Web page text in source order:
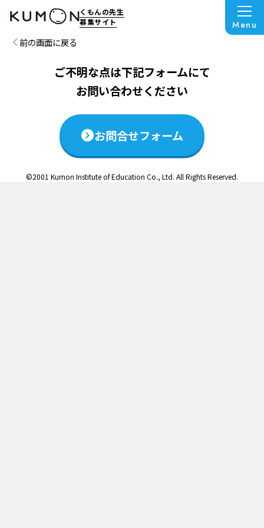
くもんの先生
募集サイト
Menu
この説明会は終了いたしました
前の画面に戻る
ご不明な点は下記フォームにて
お問い合わせください
お問合せフォーム
©2001 Kumon Institute of Education Co., Ltd. All Rights Reserved.